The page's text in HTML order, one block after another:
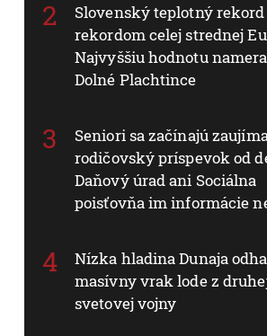
Slovenský teplotný rekord
rekordom celej strednej
Najvyššiu hodnotu
Dolné Plachtince
Seniori sa začínajú
rodičovský príspevok od
Daňový úrad ani Sociálna
poisťovňa im informácie
Nízka hladina Dunaja
masívny vrak lode z
svetovej vojny